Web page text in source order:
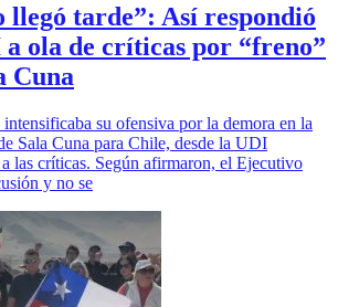
llegó tarde”: Así respondió
a ola de críticas por “freno”
Cuna
su ofensiva por la demora en la
Sala Cuna para Chile, desde la UDI
las críticas. Según afirmaron, el Ejecutivo
y no se